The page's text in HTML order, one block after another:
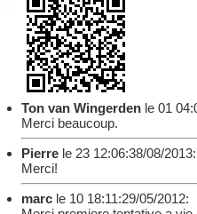
Ton van Wingerden le 01
Merci beaucoup.
Pierre le 23 12:06:38/08/2013:
Merci!
marc le 10 18:11:29/05/2012: